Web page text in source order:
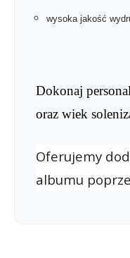
wysoka jakość
Dokonaj
oraz wiek
Oferujemy
albumu